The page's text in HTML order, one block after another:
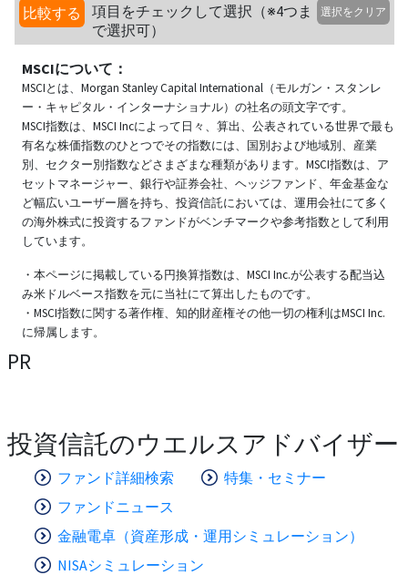
比較する
項目をチェックして選択（※4つま
で選択可）
選択をクリア
MSCIについて：
MSCIとは、Morgan Stanley Capital International（モルガン・スタンレ
ー・キャピタル・インターナショナル）の社名の頭文字です。
MSCI指数は、MSCI Incによって日々、算出、公表されている世界で最も
有名な株価指数のひとつでその指数には、国別および地域別、産業
別、セクター別指数などさまざまな種類があります。MSCI指数は、ア
セットマネージャー、銀行や証券会社、ヘッジファンド、年金基金な
ど幅広いユーザー層を持ち、投資信託においては、運用会社にて多く
の海外株式に投資するファンドがベンチマークや参考指数として利用
しています。
・本ページに掲載している円換算指数は、MSCI Inc.が公表する配当込
み米ドルベース指数を元に当社にて算出したものです。
・MSCI指数に関する著作権、知的財産権その他一切の権利はMSCI Inc.
に帰属します。
PR
投資信託のウエルスアドバイザー
ファンド詳細検索
特集・セミナー
ファンドニュース
金融電卓（資産形成・運用シミュレーション）
NISAシミュレーション